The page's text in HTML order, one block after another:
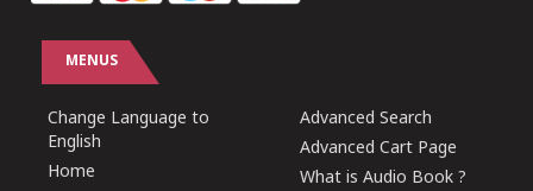
MENUS
Change Language to
English
Home
Advanced Search
Advanced Cart Page
What is Audio Book ?